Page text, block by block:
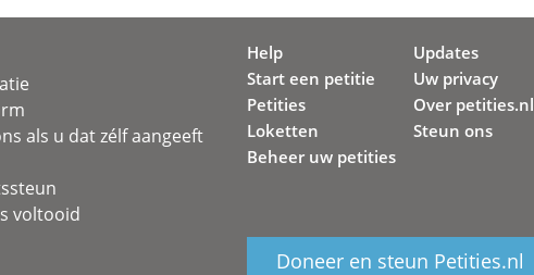
als u dat zélf aangeeft
voltooid
Help
Start een petitie
Petities
Loketten
Beheer uw petities
Updates
Uw privacy
Over petities.nl
Steun ons
Doneer en steun Petities.nl